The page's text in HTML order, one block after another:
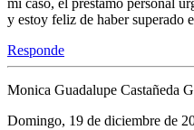
mi caso, el préstamo personal
y estoy feliz de haber superado
Responde
Monica Guadalupe Castañeda
Domingo, 19 de diciembre de